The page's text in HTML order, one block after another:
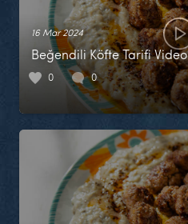
16 Mar 2024
Beğendili Köfte Tarifi Video
0 0